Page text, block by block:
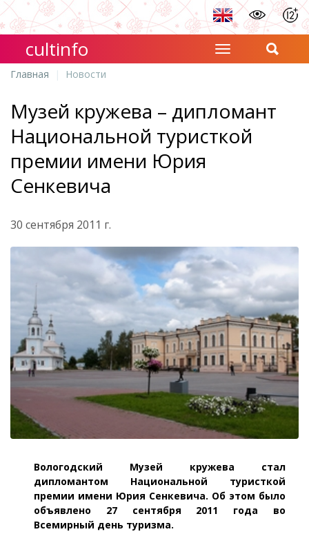
cultinfo
Главная Новости
Музей кружева – дипломант
Национальной туристкой
премии имени Юрия
Сенкевича
30 сентября 2011 г.
Вологодский Музей кружева стал
дипломантом Национальной туристкой
премии имени Юрия Сенкевича. Об этом было
объявлено 27 сентября 2011 года во
Всемирный день туризма.